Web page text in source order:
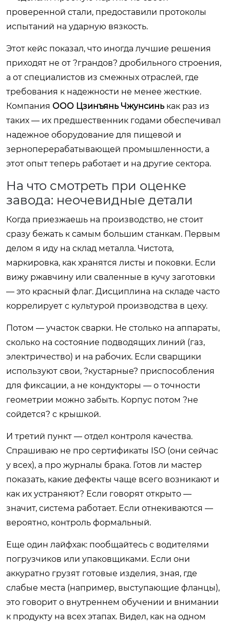
проверенной стали, предоставили протоколы
испытаний на ударную вязкость.
Этот кейс показал, что иногда лучшие решения
приходят не от ?грандов? дробильного строения,
а от специалистов из смежных отраслей, где
требования к надежности не менее жесткие.
Компания ООО Цзинъянь Чжунсинь как раз из
таких — их предшественник годами обеспечивал
надежное оборудование для пищевой и
зерноперерабатывающей промышленности, а
этот опыт теперь работает и на другие сектора.
На что смотреть при оценке
завода: неочевидные детали
Когда приезжаешь на производство, не стоит
сразу бежать к самым большим станкам. Первым
делом я иду на склад металла. Чистота,
маркировка, как хранятся листы и поковки. Если
вижу ржавчину или сваленные в кучу заготовки
— это красный флаг. Дисциплина на складе часто
коррелирует с культурой производства в цеху.
Потом — участок сварки. Не столько на аппараты,
сколько на состояние подводящих линий (газ,
электричество) и на рабочих. Если сварщики
используют свои, ?кустарные? приспособления
для фиксации, а не кондукторы — о точности
геометрии можно забыть. Корпус потом ?не
сойдется? с крышкой.
И третий пункт — отдел контроля качества.
Спрашиваю не про сертификаты ISO (они сейчас
у всех), а про журналы брака. Готов ли мастер
показать, какие дефекты чаще всего возникают и
как их устраняют? Если говорят открыто —
значит, система работает. Если отнекиваются —
вероятно, контроль формальный.
Еще один лайфхак: пообщайтесь с водителями
погрузчиков или упаковщиками. Если они
аккуратно грузят готовые изделия, зная, где
слабые места (например, выступающие фланцы),
это говорит о внутреннем обучении и внимании
к продукту на всех этапах. Видел, как на одном